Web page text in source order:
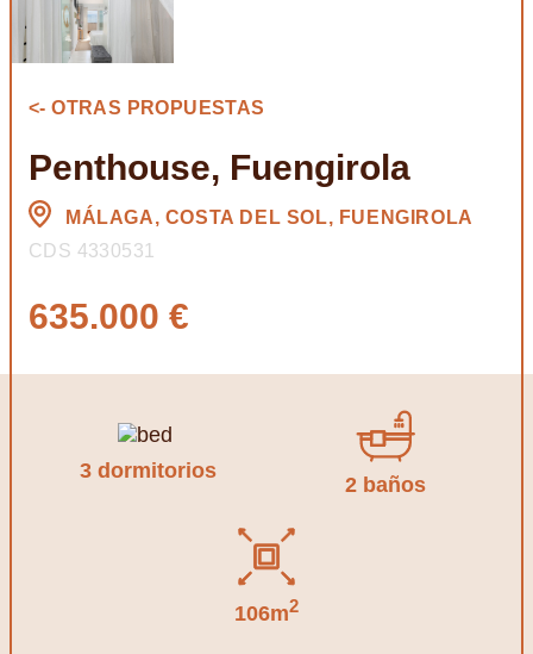
<- OTRAS PROPUESTAS
Penthouse, Fuengirola
MÁLAGA, COSTA DEL SOL, FUENGIROLA
CDS 4330531
635.000 €
3 dormitorios
2 baños
106m2